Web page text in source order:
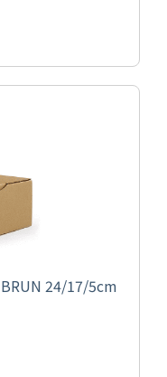
BRUN 24/17/5cm